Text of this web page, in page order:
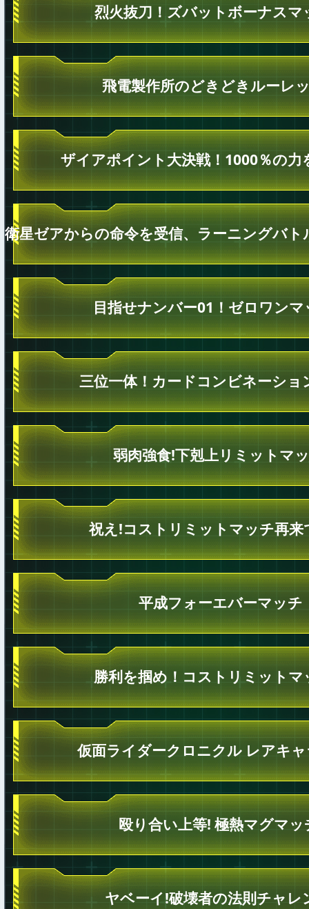
烈火抜刀！ズバットボーナスマ
飛電製作所のどきどきルーレ
ザイアポイント大決戦！1000％の力
衛星ゼアからの命令を受信、ラーニングバ
目指せナンバー01！ゼロワンマ
三位一体！カードコンビネーショ
弱肉強食!下剋上リミットマ
祝え!コストリミットマッチ再来
平成フォーエバーマッチ
勝利を掴め！コストリミットマ
仮面ライダークロニクル レアキ
殴り合い上等! 極熱マグマッ
ヤベーイ!破壊者の法則チャレ